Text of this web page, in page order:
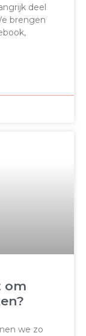
deel
brengen
om
we zo